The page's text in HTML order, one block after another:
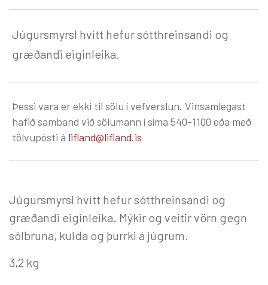
Júgursmyrsl hvítt hefur sótthreinsandi og
græðandi eiginleika.
Þessi vara er ekki til sölu í vefverslun. Vinsamlegast
hafið samband við sölumann í síma 540-1100 eða með
tölvupósti á lifland@lifland.is
Júgursmyrsl hvítt hefur sótthreinsandi og
græðandi eiginleika. Mýkir og veitir vörn gegn
sólbruna, kulda og þurrki á júgrum.
3,2 kg